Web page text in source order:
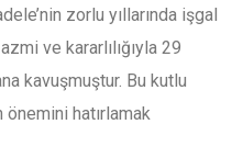
zorlu yıllarında işgal
ve kararlılığıyla 29
kavuşmuştur. Bu kutlu
hatırlamak